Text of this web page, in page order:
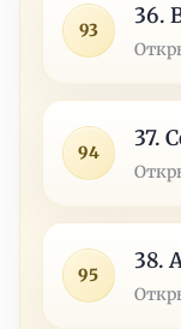
93
36.
94
37.
95
38.